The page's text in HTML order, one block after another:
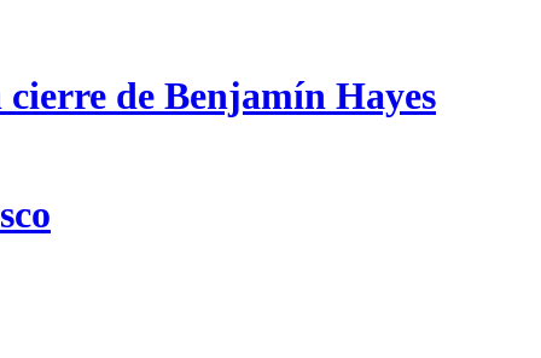
de Benjamín Hayes